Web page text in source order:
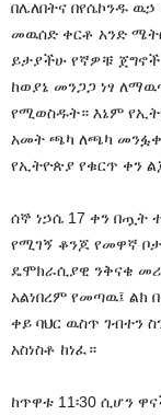
በሌለበትና በየሴኮንዱ
መዉሰድ ቀርቶ አንድ
ይታያችሁ የኛዎቹ ጀግኖች
ከወያኔ መንጋጋ ነፃ
የሚወስዱት። እኔም
አመት ጫካ ለጫካ
የኢትዮጵያ የቁርጥ ቀን
ሰኞ ነኃሴ 17 ቀን በጧት
የሚገኝ ቆንጆ የመዋኛ
ዴሞክራሲያዊ ንቅናቄ መሪ
አልነበረም የመጣዉ፤ ልክ
ቀይ ባህር ዉስጥ ገብተን
አስነስቶ ከነፈ።
ከጥዋቱ 11፡30 ሲሆን